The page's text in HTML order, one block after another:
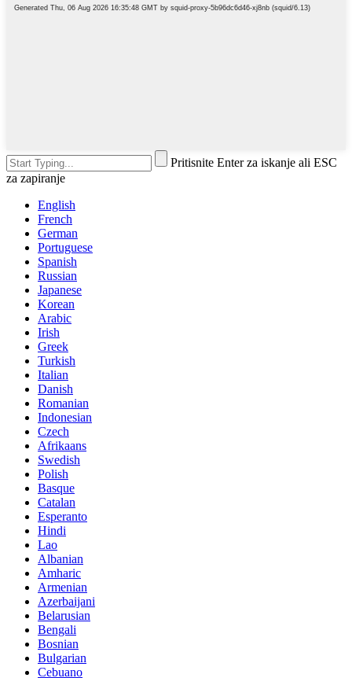
Pritisnite Enter za iskanje ali ESC
za zapiranje
English
French
German
Portuguese
Spanish
Russian
Japanese
Korean
Arabic
Irish
Greek
Turkish
Italian
Danish
Romanian
Indonesian
Czech
Afrikaans
Swedish
Polish
Basque
Catalan
Esperanto
Hindi
Lao
Albanian
Amharic
Armenian
Azerbaijani
Belarusian
Bengali
Bosnian
Bulgarian
Cebuano